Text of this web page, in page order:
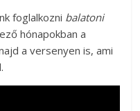
foglalkozni balatoni
hónapokban a
a versenyen is, ami